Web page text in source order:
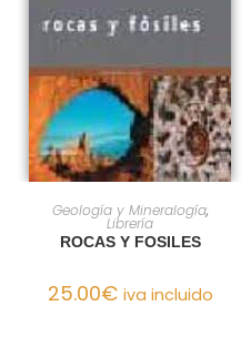
AÑADIR AL CARRITO
Geología y Mineralogía,
Librería
ROCAS Y FOSILES
25.00€ iva incluido